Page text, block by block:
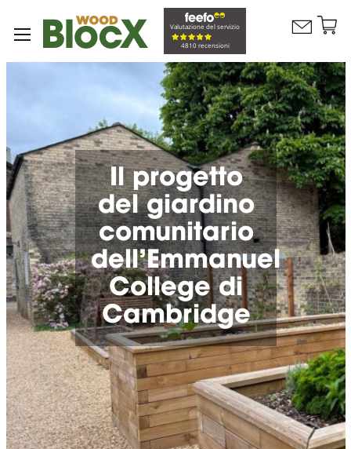
Valutazione del servizio
4810 recensioni
Contattaci
Il progetto
del giardino
comunitario
dell’Emmanuel
College di
Cambridge